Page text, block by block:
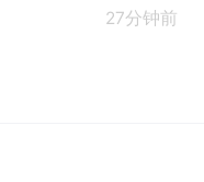
27分钟前